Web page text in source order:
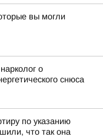
вы могли
о
снюса
по указанию
что так она